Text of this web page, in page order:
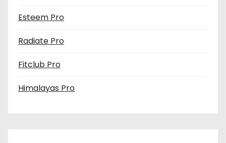
Esteem Pro
Radiate Pro
Fitclub Pro
Himalayas Pro